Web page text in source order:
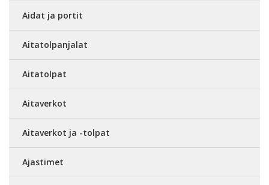
Aidat ja portit
Aitatolpanjalat
Aitatolpat
Aitaverkot
Aitaverkot ja -tolpat
Ajastimet